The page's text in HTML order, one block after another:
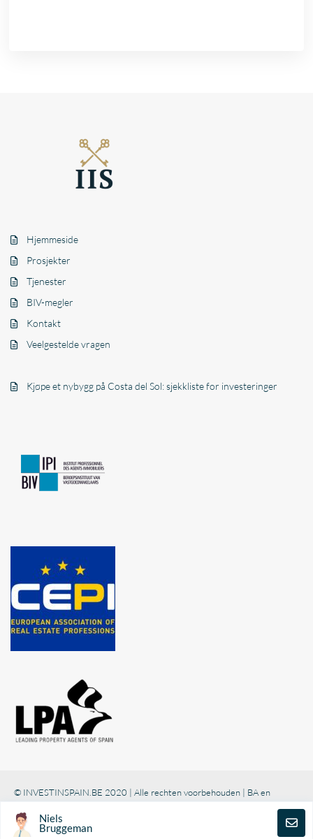
Hjemmeside
Prosjekter
Tjenester
BIV-megler
Kontakt
Veelgestelde vragen
Kjøpe et nybygg på Costa del Sol: sjekkliste for investeringer
© INVESTINSPAIN.BE 2020 | Alle rechten voorbehouden | BA en
Niels
Bruggeman